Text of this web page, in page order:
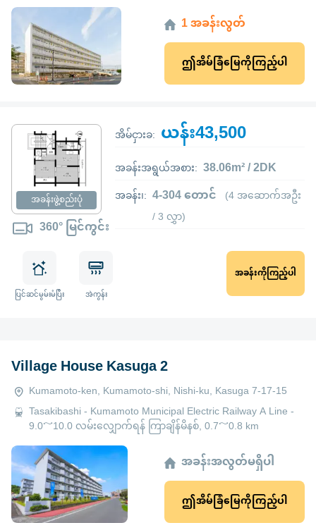
1 အခန်းလွတ်
ဤအိမ်ခြံမြေကိုကြည့်ပါ
အခန်းဖွဲ့စည်းပုံ
360° မြင်ကွင်း
အိမ်ငှားခ: ယန်း43,500
အခန်းအရွယ်အစား: 38.06m² / 2DK
အခန်း၊: 4-304 တောင် (4 အဆောက်အဦး
/ 3 လွှာ)
ပြင်ဆင်မွမ်းမံပြီး အဲကွန်း
အခန်းကိုကြည့်ပါ
Village House Kasuga 2
Kumamoto-ken, Kumamoto-shi, Nishi-ku, Kasuga 7-17-15
Tasakibashi - Kumamoto Municipal Electric Railway A Line -
9.0～10.0 လမ်းလျှောက်ရန် ကြာချိန်မိနစ်, 0.7～0.8 km
အခန်းအလွတ်မရှိပါ
ဤအိမ်ခြံမြေကိုကြည့်ပါ